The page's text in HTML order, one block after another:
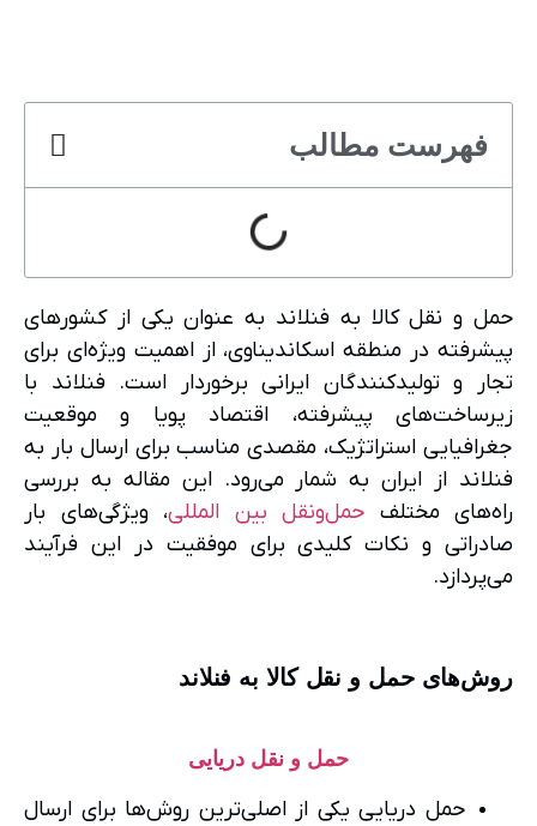
فهرست مطالب
حمل و نقل کالا به فنلاند به عنوان یکی از کشورهای
پیشرفته در منطقه اسکاندیناوی، از اهمیت ویژه‌ای برای
تجار و تولیدکنندگان ایرانی برخوردار است. فنلاند با
زیرساخت‌های پیشرفته، اقتصاد پویا و موقعیت
جغرافیایی استراتژیک، مقصدی مناسب برای ارسال بار به
فنلاند از ایران به شمار می‌رود. این مقاله به بررسی
راه‌های مختلف حمل‌ونقل بین المللی، ویژگی‌های بار
صادراتی و نکات کلیدی برای موفقیت در این فرآیند
می‌پردازد.
روش‌های حمل و نقل کالا به فنلاند
حمل و نقل دریایی
حمل دریایی یکی از اصلی‌ترین روش‌ها برای ارسال